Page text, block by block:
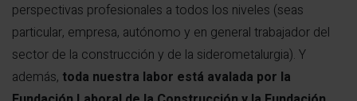
perspectivas profesionales a todos los niveles (seas
particular, empresa, autónomo y en general trabajador del
sector de la construcción y de la siderometalurgia). Y
además, toda nuestra labor está avalada por la